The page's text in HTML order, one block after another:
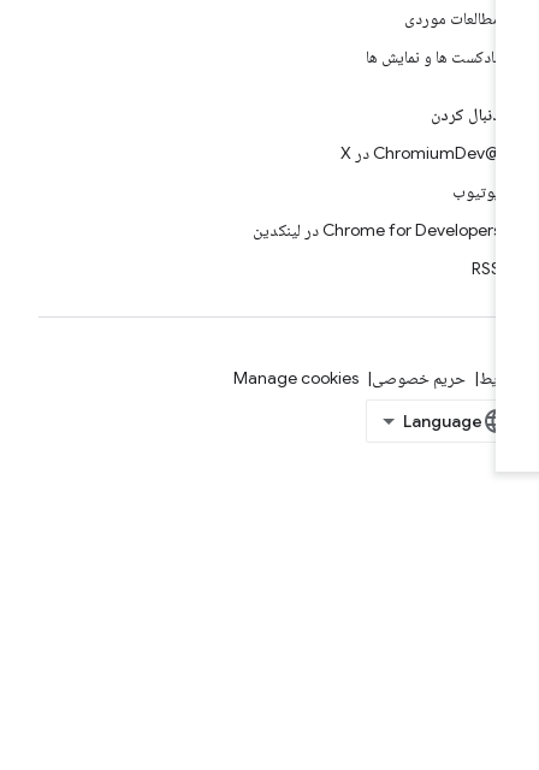
مطالعات موردی
پادکست ها و نمایش ها
دنبال کردن
یوتیوب
Chrome for Developers در لینکدین
حریم خصوصی Manage cookies